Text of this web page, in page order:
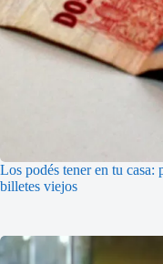
Los podés tener en tu casa:
billetes viejos